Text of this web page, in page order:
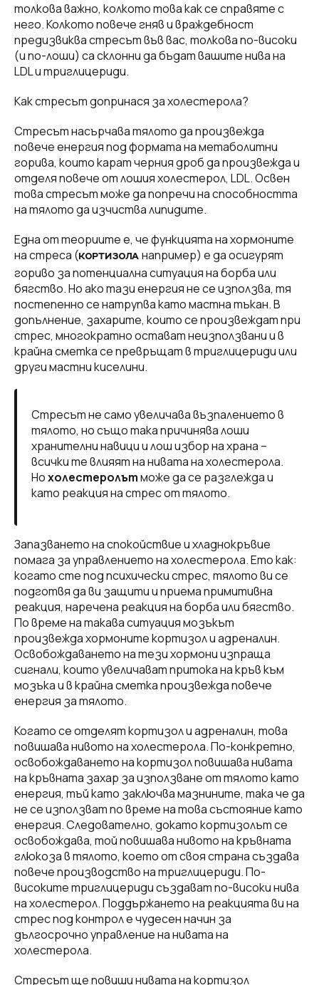
толкова важно, колкото това как се справяте с
него. Колкото повече гняв и враждебност
предизвиква стресът във вас, толкова по-високи
(и по-лоши) са склонни да бъдат вашите нива на
LDL и триглицериди.
Как стресът допринася за холестерола?
Стресът насърчава тялото да произвежда
повече енергия под формата на метаболитни
горива, които карат черния дроб да произвежда и
отделя повече от лошия холестерол, LDL. Освен
това стресът може да попречи на способността
на тялото да изчиства липидите.
Една от теориите е, че функцията на хормоните
на стреса ( КОРТИЗОЛА например) е да осигурят
гориво за потенциална ситуация на борба или
бягство. Но ако тази енергия не се използва, тя
постепенно се натрупва като мастна тъкан. В
допълнение, захарите, които се произвеждат при
стрес, многократно остават неизползвани и в
крайна сметка се превръщат в триглицериди или
други мастни киселини.
Стресът не само увеличава възпалението в
тялото, но също така причинява лоши
хранителни навици и лош избор на храна –
всички те влияят на нивата на холестерола.
Нохолестеролътможе да се разглежда и
като реакция на стрес от тялото.
Запазването на спокойствие и хладнокръвие
помага за управлението на холестерола. Ето как:
когато сте под психически стрес, тялото ви се
подготвя да ви защити и приема примитивна
реакция, наречена реакция на борба или бягство.
По време на такава ситуация мозъкът
произвежда хормоните кортизол и адреналин.
Освобождаването на тези хормони изпраща
сигнали, които увеличават притока на кръв към
мозъка и в крайна сметка произвежда повече
енергия за тялото.
Когато се отделят кортизол и адреналин, това
повишава нивото на холестерола. По-конкретно,
освобождаването на кортизол повишава нивата
на кръвната захар за използване от тялото като
енергия, тъй като заключва мазнините, така че да
не се използват по време на това състояние като
енергия. Следователно, докато кортизолът се
освобождава, той повишава нивото на кръвната
глюкоза в тялото, което от своя страна създава
повече производство на триглицериди. По-
високите триглицериди създават по-високи нива
на холестерол. Поддържането на реакцията ви на
стрес под контрол е чудесен начин за
дългосрочно управление на нивата на
холестерола.
Стресът ще повиши нивата на кортизол